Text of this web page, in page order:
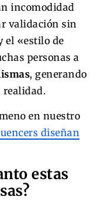
incomodidad
validación sin
el «estilo de
personas a
, generando
en nuestro
diseñan
estas